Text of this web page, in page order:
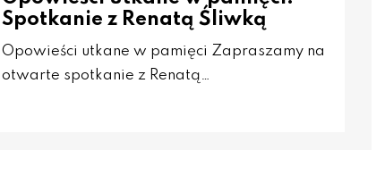
Spotkanie z Renatą Śliwką
Opowieści utkane w pamięci Zapraszamy na
otwarte spotkanie z Renatą…